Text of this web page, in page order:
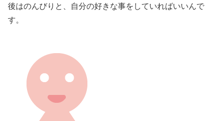
後はのんびりと、自分の好きな事をしていればいいんで
す。